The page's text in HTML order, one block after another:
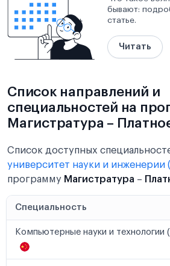
бывают:
статье.
Читать
Список направлений и
специальностей на
Магистратура –
Список доступных
университет науки и инженерии
программу Магистратура –
Специальность
Компьютерные науки и технологии